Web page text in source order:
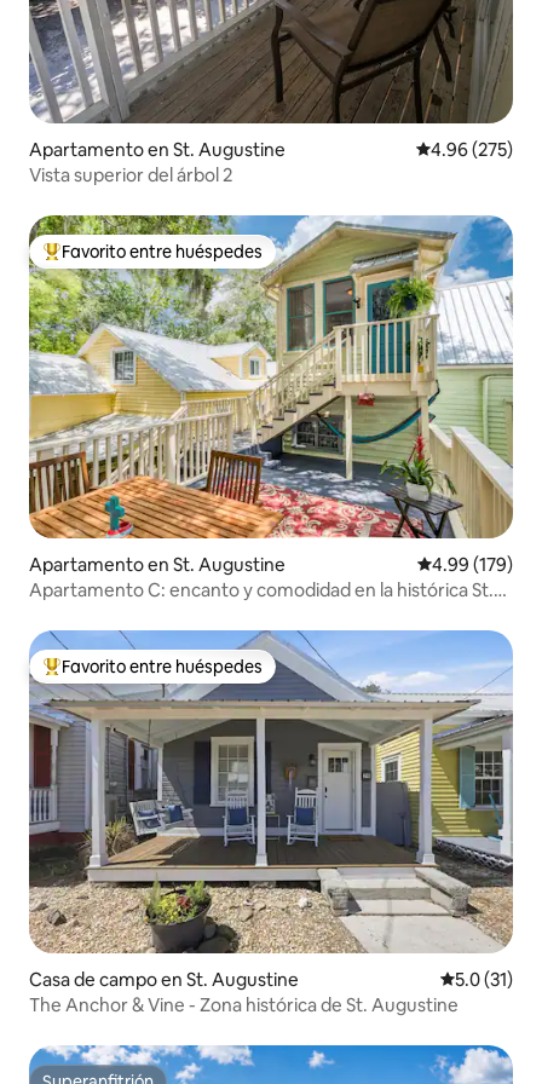
Apartamento en St. Augustine Calificación
4.96 (275)
Vista superior del árbol 2
Favorito entre huéspedes preferido
Favorito entre huéspedes
Apartamento en St. Augustine Calificación
4.99 (179)
Apartamento C: encanto y comodidad en la histórica St.
Favorito entre huéspedes preferido
Favorito entre huéspedes
Casa de campo en St. Augustine Calificación
5.0 (31)
The Anchor & Vine - Zona histórica de St. Augustine